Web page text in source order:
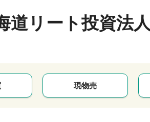
道リート投資法人
現物売